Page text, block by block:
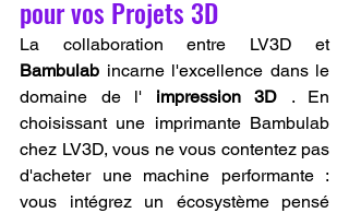
pour vos Projets 3D
La collaboration entre LV3D et
Bambulab incarne l'excellence dans le
domaine de l' impression 3D . En
choisissant une imprimante Bambulab
chez LV3D, vous ne vous contentez pas
d'acheter une machine performante :
vous intégrez un écosystème pensé